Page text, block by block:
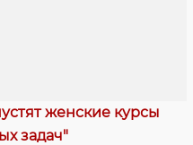
женские курсы
задач"